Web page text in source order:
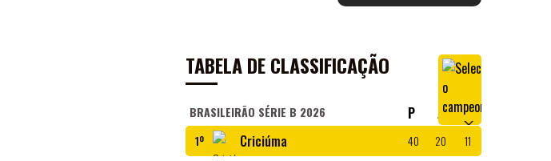
TABELA DE CLASSIFICAÇÃO
BRASILEIRÃO SÉRIE B 2026 P J V
1º Criciúma 40 20
11